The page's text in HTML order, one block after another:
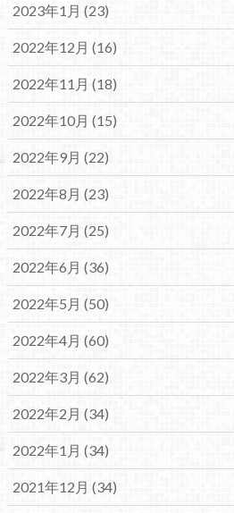
2023年1月 (23)
2022年12月 (16)
2022年11月 (18)
2022年10月 (15)
2022年9月 (22)
2022年8月 (23)
2022年7月 (25)
2022年6月 (36)
2022年5月 (50)
2022年4月 (60)
2022年3月 (62)
2022年2月 (34)
2022年1月 (34)
2021年12月 (34)